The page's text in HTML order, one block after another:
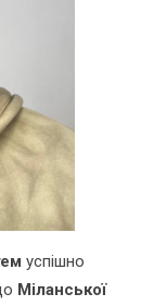
успішно
Міланської